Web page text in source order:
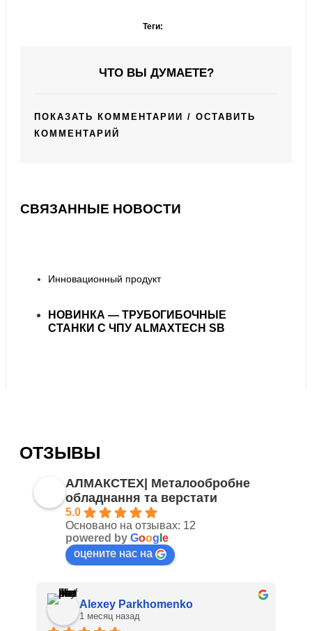
Теги:
ЧТО ВЫ ДУМАЕТЕ?
ПОКАЗАТЬ КОММЕНТАРИИ / ОСТАВИТЬ
КОММЕНТАРИЙ
СВЯЗАННЫЕ НОВОСТИ
Инновационный продукт
НОВИНКА — ТРУБОГИБОЧНЫЕ
СТАНКИ С ЧПУ ALMAXTECH SB
ОТЗЫВЫ
АЛМАКСТЕХ| Металообробне
обладнання та верстати
5.0
Основано на отзывах: 12
powered by Goog e
оцените нас на
Alexey Parkhomenko
1 месяц назад